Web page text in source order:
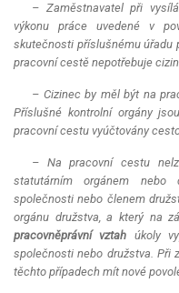
– Zaměstnavatel při
výkonu práce uvedené v
skutečnosti příslušnému úřadu
pracovní cestě nepotřebuje
– Cizinec by měl být na
Příslušné kontrolní orgány
pracovní cestu vyúčtovány
– Na pracovní cestu
statutárním orgánem nebo
společnosti nebo členem
orgánu družstva, a který na
pracovněprávní vztah úkoly
společnosti nebo družstva. Při
těchto případech mít nové